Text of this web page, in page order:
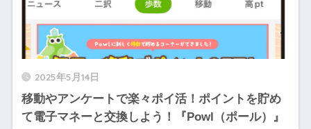
2025年5月14日
移動やアンケートで楽々ポイ活！ポイントを貯め
て電子マネーと交換しよう！『Powl（ポール）』